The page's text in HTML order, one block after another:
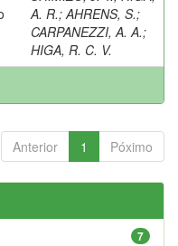
A. R.; AHRENS, S.;
CARPANEZZI, A. A.;
HIGA, R. C. V.
Anterior 1 Póximo
7